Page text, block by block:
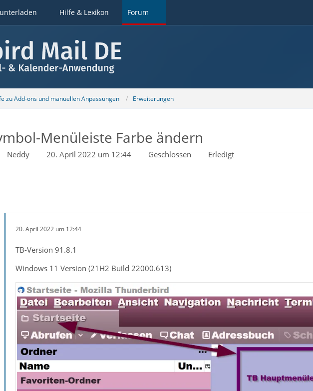
Hilfe & Lexikon Forum
zu Add-ons und manuellen Anpassungen Erweiterungen
Menüleiste Farbe ändern
Neddy 20. April 2022 um 12:44 Geschlossen Erledigt
20. April 2022 um 12:44
TB-Version 91.8.1
Windows 11 Version (21H2 Build 22000.613)